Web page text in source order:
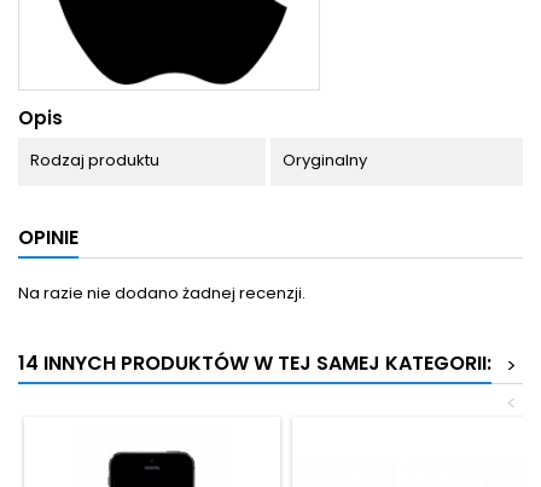
Opis
Rodzaj produktu Oryginalny
OPINIE
Na razie nie dodano żadnej recenzji.
14 INNYCH PRODUKTÓW W TEJ SAMEJ KATEGORII: >
<